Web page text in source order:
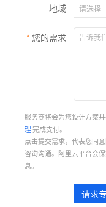
地域
您的需求
服务商将会为您设计方案
理完成支付。
点击提交需求，代表您同
咨询沟通。阿里云平台会
息。
请求